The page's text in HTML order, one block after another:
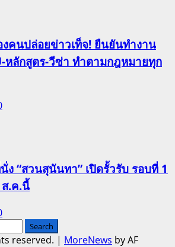
งคนปล่อยข่าวเท็จ! ยืนยันทำงาน
หลักสูตร-วีซ่า ทำตามกฎหมายทุก
ง “สวนสุนันทา” เปิดรั้วรับ รอบที่ 1
.ค.นี้
reserved. | MoreNews by AF